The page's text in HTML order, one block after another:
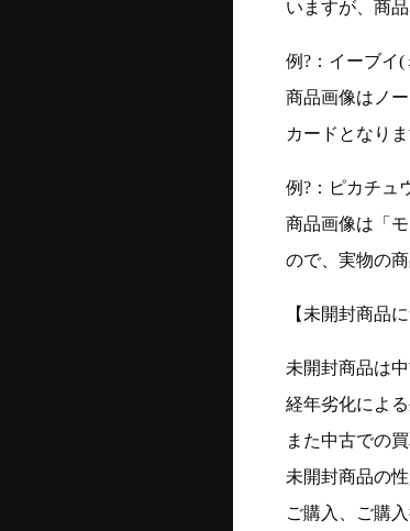
いますが、商
例?：イーブイ(
商品画像はノ
カードとなりま
例?：ピカチュ
商品画像は「
ので、実物の
【未開封商品
未開封商品は
経年劣化によ
また中古での
未開封商品の
ご購入、ご購